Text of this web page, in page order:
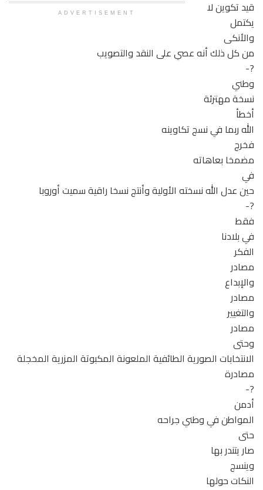
ADVERTISEMENT
قيد تكوين لا
يكتمل
والأنكى
من كل ذلك أنه عصي على النقد والتصويب
?-
وطني
نسخة مهترئة
أخطأ
الله ربما في نسج تكاوينه
فخرج
مضمخا بعاهاته
في
حين عدل الله نسخته الأولية وأنتج نسخا راقية سميت أوروبا
?-
فقط
في بلادنا
الفكر
مصادر
والإبداع
مصادر
والتغيير
مصادر
وحتى
الانتخابات الصورية الطائفية الملعونة المكبوتة المزرية المخجلة
مصادرة
?-
أدمن
المواطن في وطني جراحه
حتى
صار يتندر بها
وينسج
النكات حولها